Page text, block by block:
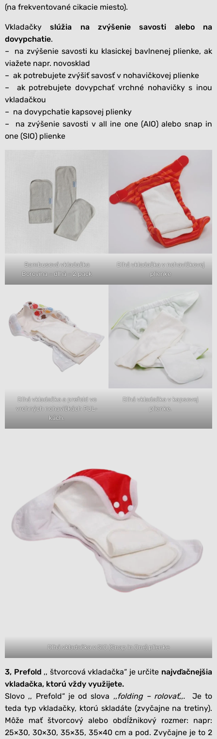
(na frekventované cikacie miesto).
Vkladačkyslúžia na zvýšenie savosti alebo na
dovypchatie.
– na zvýšenie savosti ku klasickej bavlnenej plienke, ak
viažete napr. novosklad
– ak potrebujete zvýšiť savosť v nohavičkovej plienke
– ak potrebujete dovypchať vrchné nohavičky s inou
vkladačkou
– na dovypchatie kapsovej plienky
– na zvýšenie savosti v all ine one (AIO) alebo snap in
one (SIO) plienke
Bambusová vkladačka
Borovina – dlhá – 2 pack
Dlhá vkladačka v nohavičkovej
plienke
Dlhá vkladačka a prefold vo
vrchných nohavičkách PUL-
kách.
Dlhá vkladačka v kapsovej
plienke.
Dlhá vkladačka v SIO (Snap in One) plienke
3, Prefold ,, štvorcová vkladačka“ je určite najvďačnejšia
vkladačka, ktorú vždy využijete.
Slovo ,, Prefold“ je od slova ,,folding – rolovať,,. Je to
teda typ vkladačky, ktorú skladáte (zvyčajne na tretiny).
Môže mať štvorcový alebo obdĺžnikový rozmer: napr:
25×30, 30×30, 35×35, 35×40 cm a pod. Zvyčajne je to 2